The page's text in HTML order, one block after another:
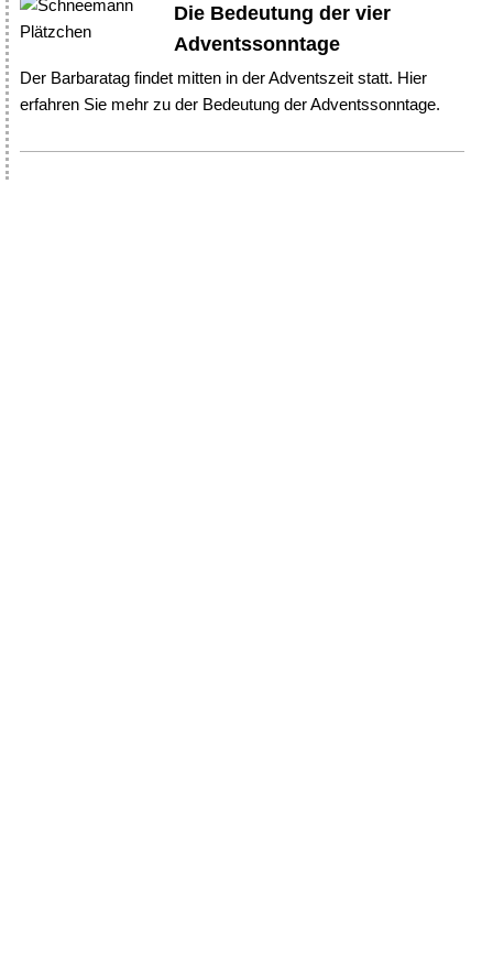
Die Bedeutung der vier
Adventssonntage
Der Barbaratag findet mitten in der Adventszeit statt. Hier
erfahren Sie mehr zu der Bedeutung der Adventssonntage.